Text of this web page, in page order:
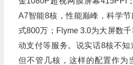
A7智能8核，性能巅峰，科学
式800万；Flyme 3.0为大屏数千
动支付等服务。说实话8核不知
但不管几核，这样的配置作为